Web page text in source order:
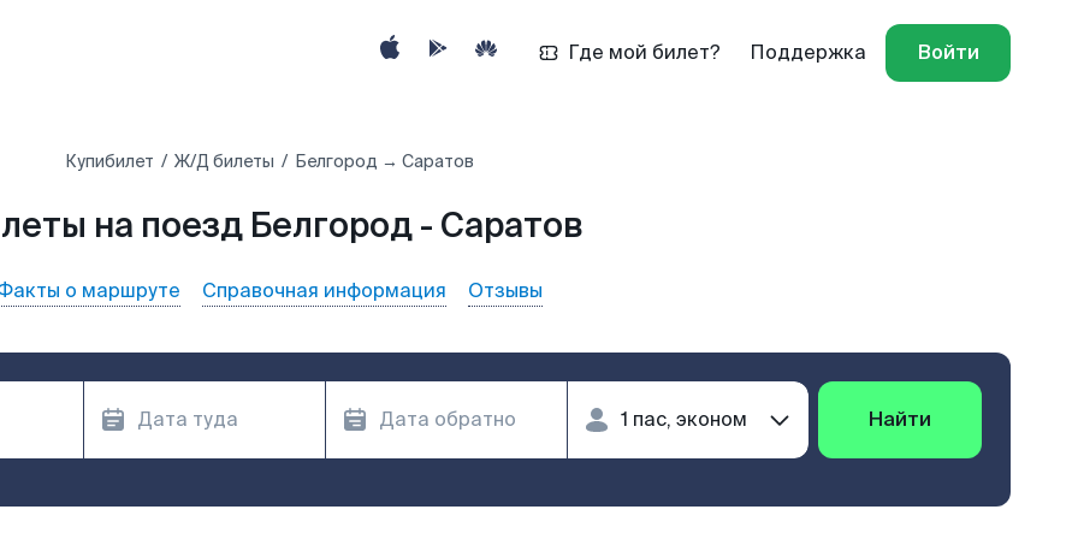
Где мой билет? Поддержка Войти
Купибилет Ж/Д билеты Белгород → Саратов
на поезд Белгород - Саратов
о маршруте Справочная информация Отзывы
Найти